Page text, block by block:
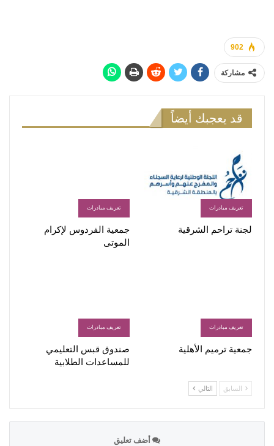
902
مشاركة
قد يعجبك أيضاً
تعريف مبادرات
لجنة تراحم الشرقية
تعريف مبادرات
جمعية الفردوس لإكرام
الموتى
تعريف مبادرات
جمعية ترميم الأهلية
تعريف مبادرات
صندوق قبس التعليمي
للمساعدات الطلابية
السابق التالي
أضف تعليق